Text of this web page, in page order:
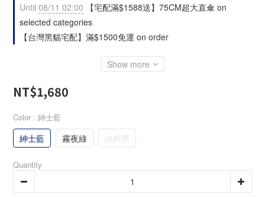
Until 08/11 02:00 【宅配滿$1588送】75CM超大直傘 on
selected categories
【台灣黑貓宅配】滿$1500免運 on order
Show more
NT$1,680
Color : 紳士藍
紳士藍 霧夜綠 純粹黑
Quantity